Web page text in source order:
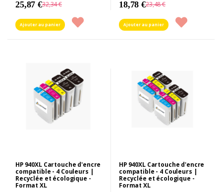
25,87 €32,34 €
Ajouter au panier
18,78 €23,48 €
Ajouter au panier
HP 940XL Cartouche d'encre
compatible - 4 Couleurs |
Recyclée et écologique -
Format XL
HP 940XL Cartouche d'encre
compatible - 4 Couleurs |
Recyclée et écologique -
Format XL